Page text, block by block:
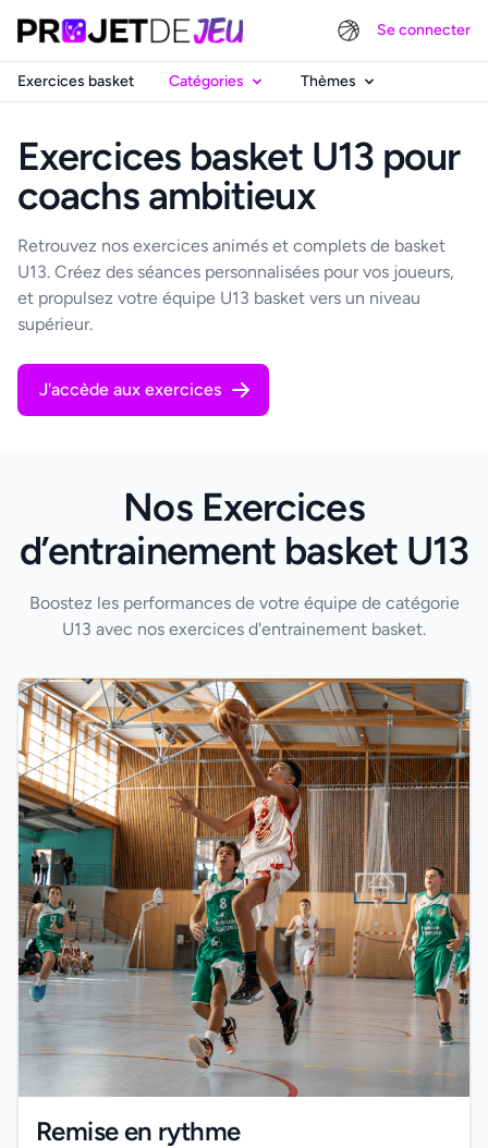
Se connecter
Exercices basket Catégories Thèmes
Exercices basket U13 pour
coachs ambitieux
Retrouvez nos exercices animés et complets de basket
U13. Créez des séances personnalisées pour vos joueurs,
et propulsez votre équipe U13 basket vers un niveau
supérieur.
J'accède aux exercices
Nos Exercices
d’entrainement basket U13
Boostez les performances de votre équipe de catégorie
U13 avec nos exercices d'entrainement basket.
Remise en rythme